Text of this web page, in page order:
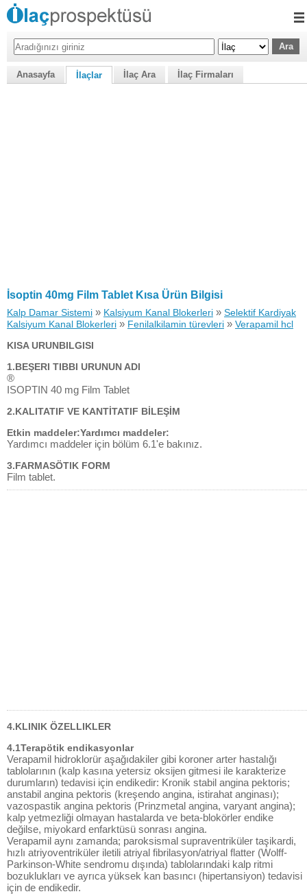
Anasayfa İlaçlar İlaç Ara İlaç Firmaları
İsoptin 40mg Film Tablet Kısa Ürün Bilgisi
Kalp Damar Sistemi » Kalsiyum Kanal Blokerleri » Selektif Kardiyak
Kalsiyum Kanal Blokerleri » Fenilalkilamin türevleri » Verapamil hcl
KISA URUNBILGISI
1.BEŞERI TIBBI URUNUN ADI
®
ISOPTIN 40 mg Film Tablet
2.KALITATIF VE KANTİTATIF BİLEŞİM
Etkin maddeler:Yardımcı maddeler:
Yardımcı maddeler için bölüm 6.1'e bakınız.
3.FARMASÖTlK FORM
Film tablet.
4.KLINIK ÖZELLIKLER
4.1Terapötik endikasyonlar
Verapamil hidroklorür aşağıdakiler gibi koroner arter hastalığı
tablolarının (kalp kasına yetersiz oksijen gitmesi ile karakterize
durumların) tedavisi için endikedir: Kronik stabil angina pektoris;
anstabil angina pektoris (kreşendo angina, istirahat anginası);
vazospastik angina pektoris (Prinzmetal angina, varyant angina);
kalp yetmezliği olmayan hastalarda ve beta-blokörler endike
değilse, miyokard enfarktüsü sonrası angina.
Verapamil aynı zamanda; paroksismal supraventriküler taşikardi,
hızlı atriyoventriküler iletili atriyal fibrilasyon/atriyal flatter (Wolff-
Parkinson-White sendromu dışında) tablolarındaki kalp ritmi
bozuklukları ve ayrıca yüksek kan basıncı (hipertansiyon) tedavisi
için de endikedir.